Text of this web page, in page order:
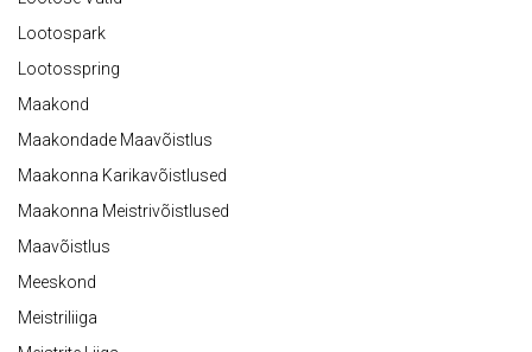
Lootospark
Lootosspring
Maakond
Maakondade Maavõistlus
Maakonna Karikavõistlused
Maakonna Meistrivõistlused
Maavõistlus
Meeskond
Meistriliiga